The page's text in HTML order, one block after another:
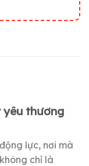
yêu thương
lực, nơi mà
không chỉ là